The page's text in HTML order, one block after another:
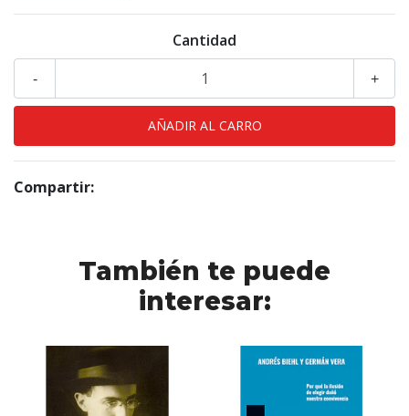
Cantidad
+
-
Compartir:
También te puede
interesar: